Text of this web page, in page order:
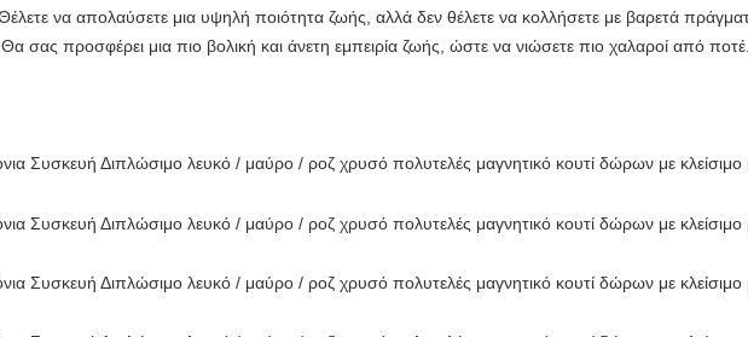
να απολαύσετε μια υψηλή ποιότητα ζωής, αλλά δεν θέλετε να κολλήσετε με βαρετά
σας προσφέρει μια πιο βολική και άνετη εμπειρία ζωής, ώστε να νιώσετε πιο χαλαροί από ποτέ.